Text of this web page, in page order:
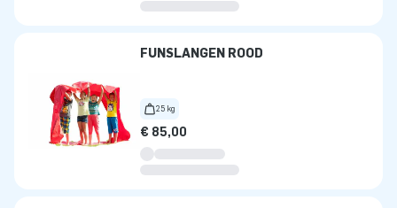
FUNSLANGEN ROOD
25 kg
€ 85,00